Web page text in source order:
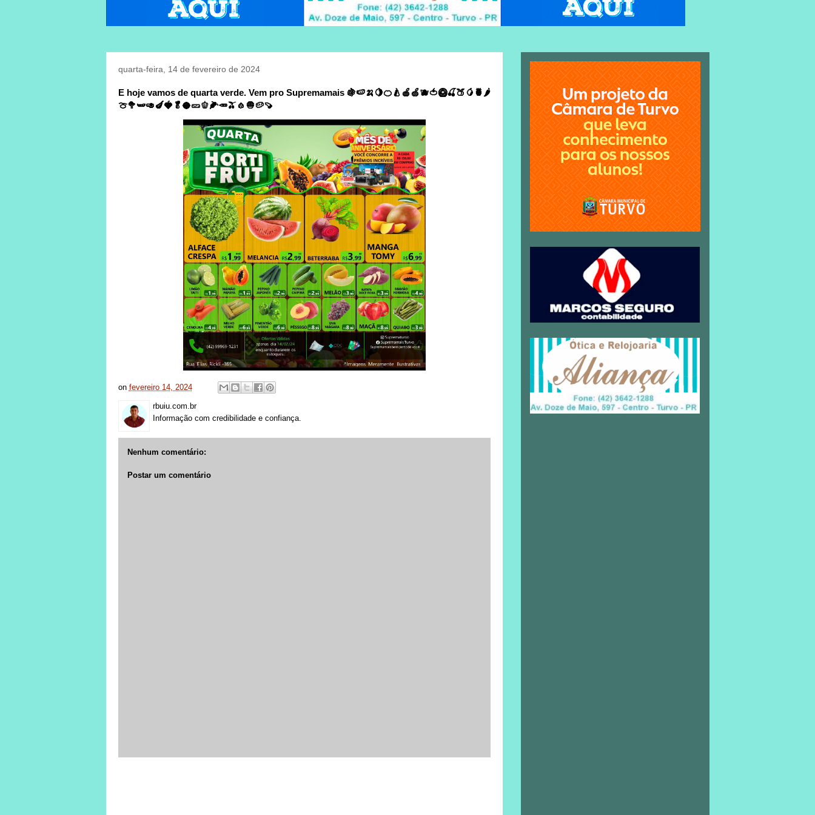
quarta-feira, 14 de fevereiro de 2024
E hoje vamos de quarta verde. Vem pro Supremamais 🍇🍉🍌🍋🍊🍐🍎🍏🫐🍅🥝🍒🍑🥭🍍🌶️
🍈🥦🫛🥑🍆🍓🥬🥥🥒🫑🌽🥕🫒🧄🧅🥔🍠
on fevereiro 14, 2024
rbuiu.com.br
Informação com credibilidade e confiança.
Nenhum comentário:
Postar um comentário